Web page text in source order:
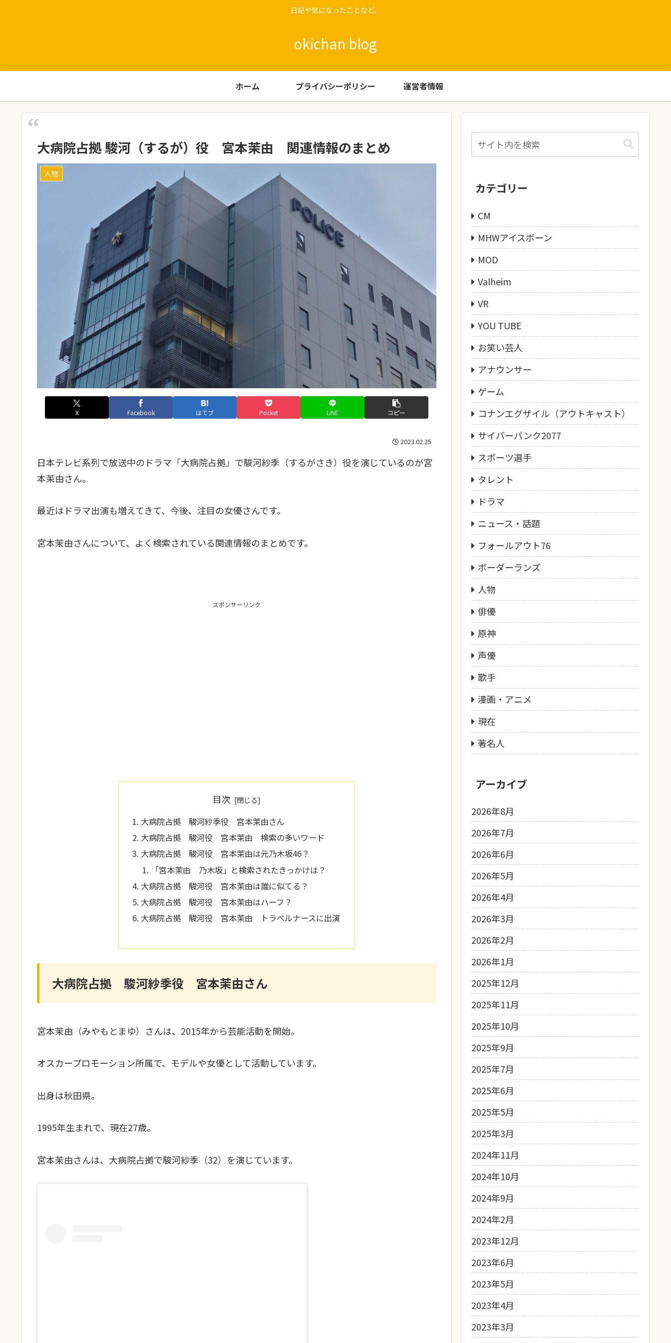
日記や気になったことなど。
okichan blog
ホーム プライバシーポリシー 運営者情報
大病院占拠 駿河（するが）役 宮本茉由 関連情報のまとめ
人物
X Facebook はてブ Pocket LINE コピー
2023.02.25
日本テレビ系列で放送中のドラマ「大病院占拠」で駿河紗季（するがさき）役を演じているのが宮
本茉由さん。
最近はドラマ出演も増えてきて、今後、注目の女優さんです。
宮本茉由さんについて、よく検索されている関連情報のまとめです。
スポンサーリンク
目次
大病院占拠 駿河紗季役 宮本茉由さん
大病院占拠 駿河役 宮本茉由 検索の多いワード
大病院占拠 駿河役 宮本茉由は元乃木坂46？
「宮本茉由 乃木坂」と検索されたきっかけは？
大病院占拠 駿河役 宮本茉由は誰に似てる？
大病院占拠 駿河役 宮本茉由はハーフ？
大病院占拠 駿河役 宮本茉由 トラベルナースに出演
大病院占拠 駿河紗季役 宮本茉由さん
宮本茉由（みやもとまゆ）さんは、2015年から芸能活動を開始。
オスカープロモーション所属で、モデルや女優として活動しています。
出身は秋田県。
1995年生まれで、現在27歳。
宮本茉由さんは、大病院占拠で駿河紗季（32）を演じています。
カテゴリー
CM
MHWアイスボーン
MOD
Valheim
VR
YOU TUBE
お笑い芸人
アナウンサー
ゲーム
コナンエグザイル（アウトキャスト）
サイバーパンク2077
スポーツ選手
タレント
ドラマ
ニュース・話題
フォールアウト76
ボーダーランズ
人物
俳優
原神
声優
歌手
漫画・アニメ
現在
著名人
アーカイブ
2026年8月
2026年7月
2026年6月
2026年5月
2026年4月
2026年3月
2026年2月
2026年1月
2025年12月
2025年11月
2025年10月
2025年9月
2025年7月
2025年6月
2025年5月
2025年3月
2024年11月
2024年10月
2024年9月
2024年2月
2023年12月
2023年6月
2023年5月
2023年4月
2023年3月